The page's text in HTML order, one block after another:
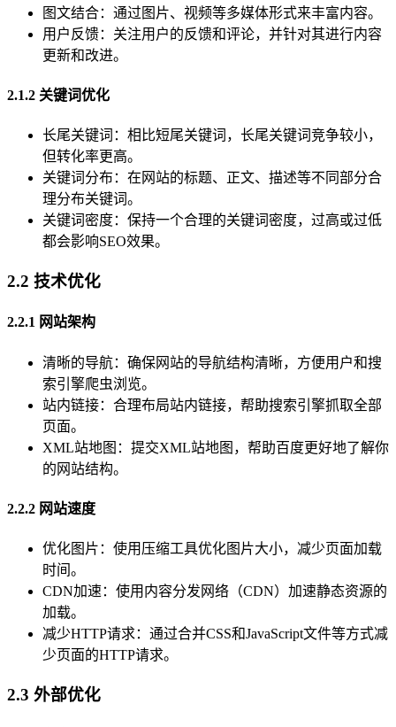
图文结合：通过图片、视频等多媒体形式来丰富内容。
用户反馈：关注用户的反馈和评论，并针对其进行内容
更新和改进。
2.1.2 关键词优化
长尾关键词：相比短尾关键词，长尾关键词竞争较小，
但转化率更高。
关键词分布：在网站的标题、正文、描述等不同部分合
理分布关键词。
关键词密度：保持一个合理的关键词密度，过高或过低
都会影响SEO效果。
2.2 技术优化
2.2.1 网站架构
清晰的导航：确保网站的导航结构清晰，方便用户和搜
索引擎爬虫浏览。
站内链接：合理布局站内链接，帮助搜索引擎抓取全部
页面。
XML站地图：提交XML站地图，帮助百度更好地了解你
的网站结构。
2.2.2 网站速度
优化图片：使用压缩工具优化图片大小，减少页面加载
时间。
CDN加速：使用内容分发网络（CDN）加速静态资源的
加载。
减少HTTP请求：通过合并CSS和JavaScript文件等方式减
少页面的HTTP请求。
2.3 外部优化